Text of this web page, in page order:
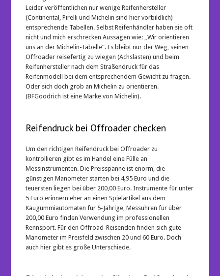
Leider veröffentlichen nur wenige Reifenhersteller
(Continental, Pirelli und Michelin sind hier vorbildlich)
entsprechende Tabellen. Selbst Reifenhändler haben sie oft
nicht und mich erschrecken Aussagen wie: „Wir orientieren
uns an der Michelin-Tabelle“. Es bleibt nur der Weg, seinen
Offroader reisefertig zu wiegen (Achslasten) und beim
Reifenhersteller nach dem Straßendruck für das
Reifenmodell bei dem entsprechendem Gewicht zu fragen.
Oder sich doch grob an Michelin zu orientieren.
(BFGoodrich ist eine Marke von Michelin).
Reifendruck bei Offroader checken
Um den richtigen Reifendruck bei Offroader zu
kontrollieren gibt es im Handel eine Fülle an
Messinstrumenten. Die Preisspanne ist enorm, die
günstigen Manometer starten bei 4,95 Euro und die
teuersten liegen bei über 200,00 Euro. Instrumente für unter
5 Euro erinnern eher an einen Spielartikel aus dem
Kaugummiautomaten für 5-Jährige, Messuhren für über
200,00 Euro finden Verwendung im professionellen
Rennsport. Für den Offroad-Reisenden finden sich gute
Manometer im Preisfeld zwischen 20 und 60 Euro. Doch
auch hier gibt es große Unterschiede.